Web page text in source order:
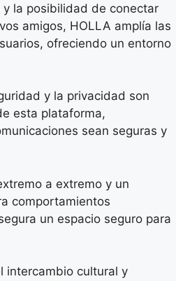
la posibilidad de conectar
amigos, HOLLA amplía las
ofreciendo un entorno
y la privacidad son
esta plataforma,
sean seguras y
a extremo y un
comportamientos
un espacio seguro para
intercambio cultural y